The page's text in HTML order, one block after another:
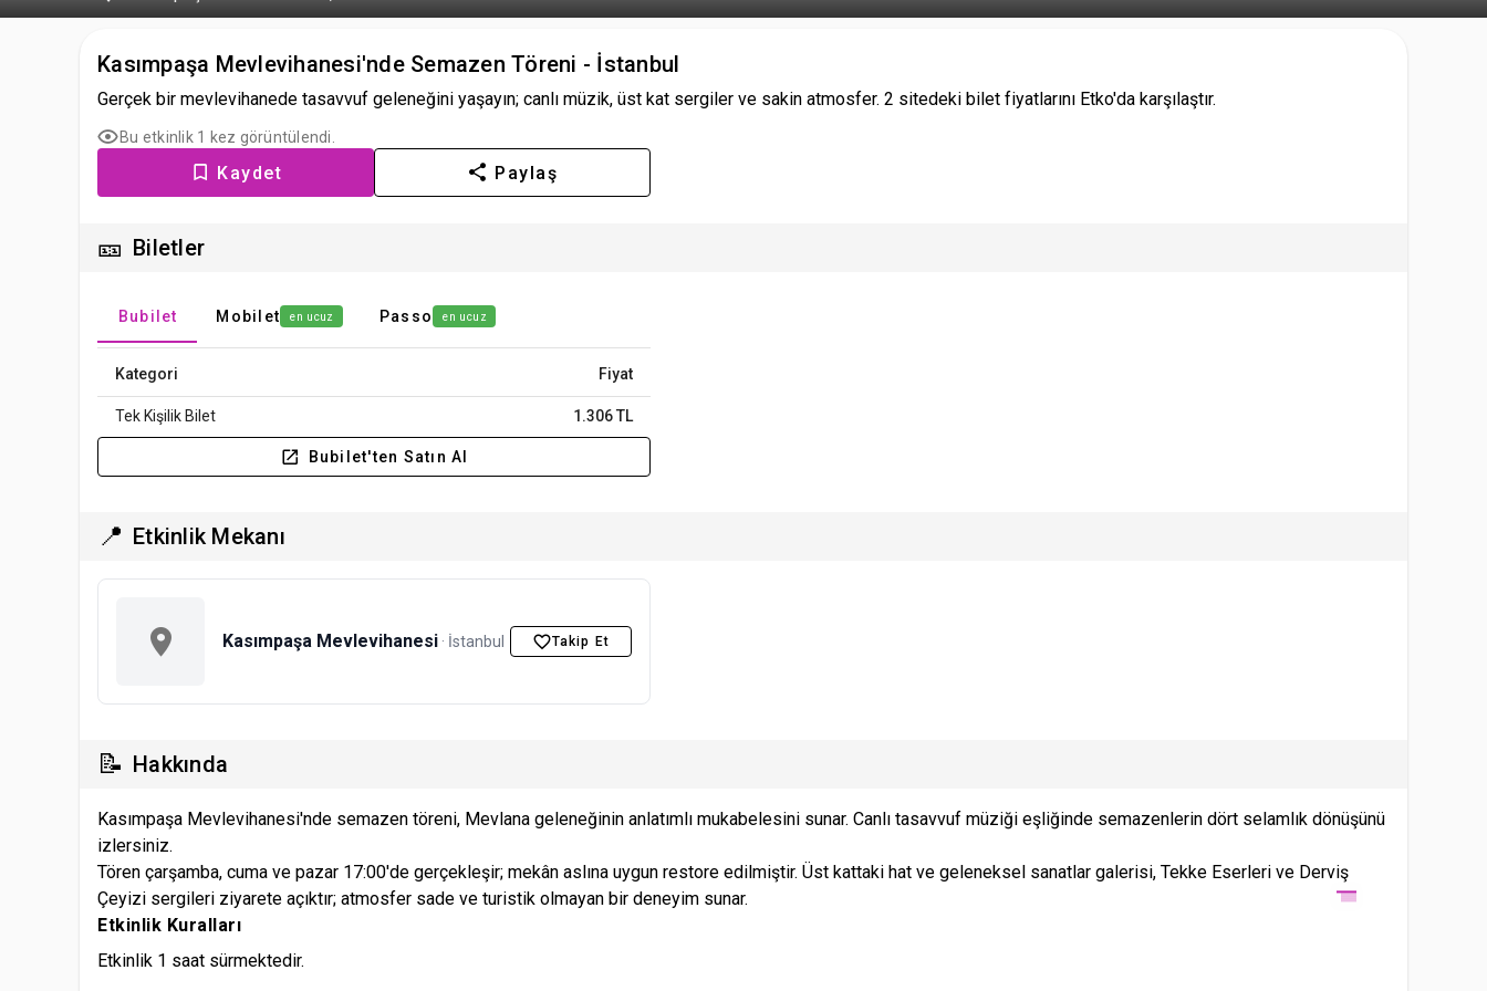
Kasımpaşa Mevlevihanesi'nde Semazen Töreni - İstanbul
Gerçek bir mevlevihanede tasavvuf geleneğini yaşayın; canlı müzik, üst kat sergiler ve sakin atmosfer. 2 sitedeki bilet fiyatlarını Etko'da karşılaştır.
Bu etkinlik 1 kez görüntülendi.
Kaydet Paylaş
🎫 Biletler
Bubilet Mobilet en ucuz Passo en ucuz
Kategori Fiyat
Tek Kişilik Bilet 1.306 TL
Bubilet'ten Satın Al
📍 Etkinlik Mekanı
Kasımpaşa Mevlevihanesi · İstanbul Takip Et
📝 Hakkında
Kasımpaşa Mevlevihanesi'nde semazen töreni, Mevlana geleneğinin anlatımlı mukabelesini sunar. Canlı tasavvuf müziği eşliğinde semazenlerin dört selamlık dönüşünü
izlersiniz.
Tören çarşamba, cuma ve pazar 17:00'de gerçekleşir; mekân aslına uygun restore edilmiştir. Üst kattaki hat ve geleneksel sanatlar galerisi, Tekke Eserleri ve Derviş
Çeyizi sergileri ziyarete açıktır; atmosfer sade ve turistik olmayan bir deneyim sunar.
Etkinlik Kuralları
Etkinlik 1 saat sürmektedir.